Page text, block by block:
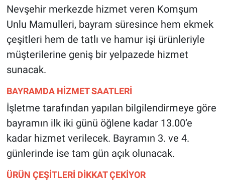
Nevşehir merkezde hizmet veren Komşum
Unlu Mamulleri, bayram süresince hem ekmek
çeşitleri hem de tatlı ve hamur işi ürünleriyle
müşterilerine geniş bir yelpazede hizmet
sunacak.
BAYRAMDA HİZMET SAATLERİ
İşletme tarafından yapılan bilgilendirmeye göre
bayramın ilk iki günü öğlene kadar 13.00’e
kadar hizmet verilecek. Bayramın 3. ve 4.
günlerinde ise tam gün açık olunacak.
ÜRÜN ÇEŞİTLERİ DİKKAT ÇEKİYOR
Asayiş
Kültür - Sanat
Politika
Magazin
Haberde İnsan